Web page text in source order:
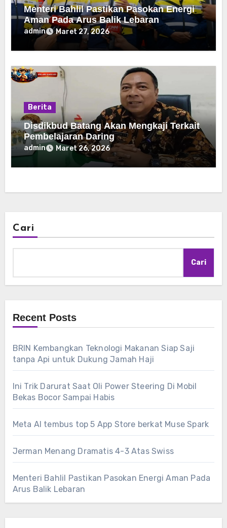
Menteri Bahlil Pastikan Pasokan Energi
Aman Pada Arus Balik Lebaran
admin Maret 27, 2026
Berita
Disdikbud Batang Akan Mengkaji Terkait
Pembelajaran Daring
admin Maret 26, 2026
Cari
Cari
Recent Posts
BRIN Kembangkan Teknologi Makanan Siap Saji
tanpa Api untuk Dukung Jamah Haji
Ini Trik Darurat Saat Oli Power Steering Di Mobil
Bekas Bocor Sampai Habis
Meta AI tembus top 5 App Store berkat Muse Spark
Jerman Menang Dramatis 4-3 Atas Swiss
Menteri Bahlil Pastikan Pasokan Energi Aman Pada
Arus Balik Lebaran